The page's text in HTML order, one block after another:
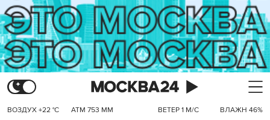
ВОЗДУХ +22 °C АТМ 753 ММ ВЕТЕР 1 М/С ВЛАЖН 46%